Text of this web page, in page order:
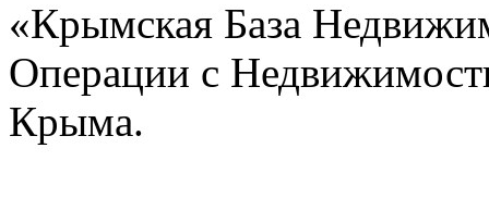
«Крымская База
Операции с
Крыма.